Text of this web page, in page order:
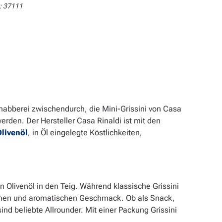
37111
zwischendurch, die Mini-Grissini von Casa
Der Hersteller Casa Rinaldi ist mit den
, in Öl eingelegte Köstlichkeiten,
in den Teig. Während klassische Grissini
und aromatischen Geschmack. Ob als Snack,
beliebte Allrounder. Mit einer Packung Grissini